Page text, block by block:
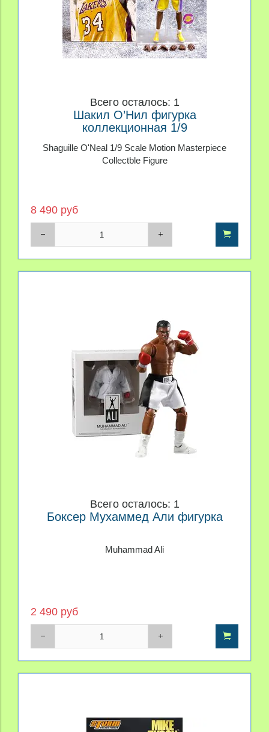
Всего осталось: 1
Шакил О’Нил фигурка
коллекционная 1/9
Shaguille O'Neal 1/9 Scale Motion Masterpiece
Collectble Figure
8 490 руб
Всего осталось: 1
Боксер Мухаммед Али фигурка
Muhammad Ali
2 490 руб